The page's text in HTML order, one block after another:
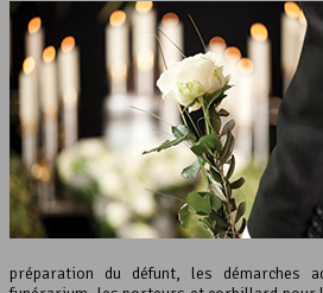
préparation du défunt, les démarches